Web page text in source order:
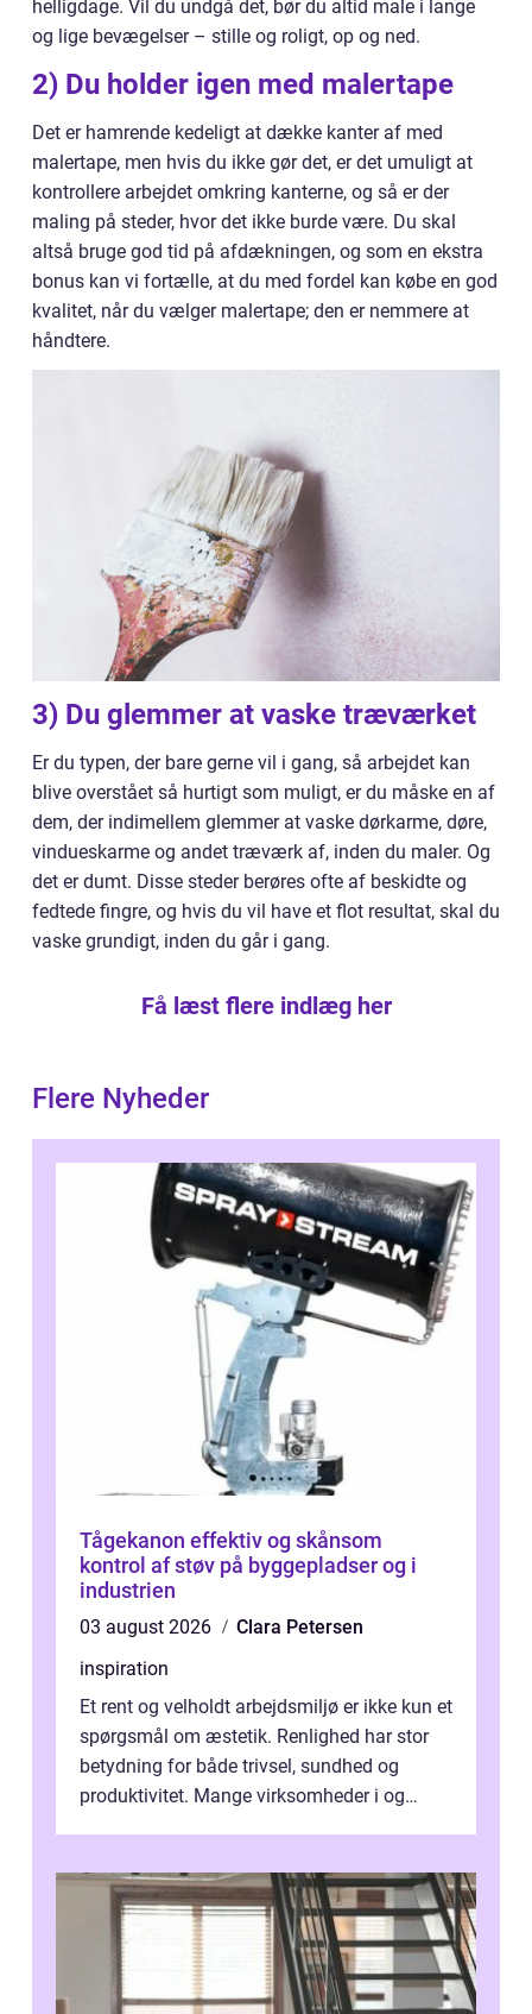
helligdage. Vil du undgå det, bør du altid male i lange
og lige bevægelser – stille og roligt, op og ned.
2) Du holder igen med malertape
Det er hamrende kedeligt at dække kanter af med
malertape, men hvis du ikke gør det, er det umuligt at
kontrollere arbejdet omkring kanterne, og så er der
maling på steder, hvor det ikke burde være. Du skal
altså bruge god tid på afdækningen, og som en ekstra
bonus kan vi fortælle, at du med fordel kan købe en god
kvalitet, når du vælger malertape; den er nemmere at
håndtere.
3) Du glemmer at vaske træværket
Er du typen, der bare gerne vil i gang, så arbejdet kan
blive overstået så hurtigt som muligt, er du måske en af
dem, der indimellem glemmer at vaske dørkarme, døre,
vindueskarme og andet træværk af, inden du maler. Og
det er dumt. Disse steder berøres ofte af beskidte og
fedtede fingre, og hvis du vil have et flot resultat, skal du
vaske grundigt, inden du går i gang.
Få læst flere indlæg her
Flere Nyheder
Tågekanon effektiv og skånsom
kontrol af støv på byggepladser og i
industrien
03 august 2026
Clara Petersen
inspiration
Et rent og velholdt arbejdsmiljø er ikke kun et
spørgsmål om æstetik. Renlighed har stor
betydning for både trivsel, sundhed og
produktivitet. Mange virksomheder i og